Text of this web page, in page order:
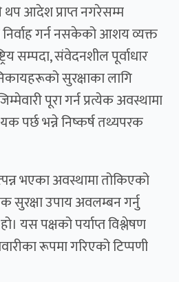
थप आदेश प्राप्त नगरेसम्म
निर्वाह गर्न नसकेको आशय व्यक्त
सम्पदा, संवेदनशील पूर्वाधार
सुरक्षाका लागि
पूरा गर्न प्रत्येक अवस्थामा
भन्ने निष्कर्ष तथ्यपरक
भएका अवस्थामा तोकिएको
सुरक्षा उपाय अवलम्बन गर्नु
यस पक्षको पर्याप्त विश्लेषण
रूपमा गरिएको टिप्पणी